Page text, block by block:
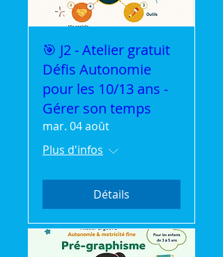
🎯 J2 - Atelier gratuit
Défis Autonomie
pour les 10/13 ans -
Gérer son temps
mar. 04 août
Plus d'infos
Détails